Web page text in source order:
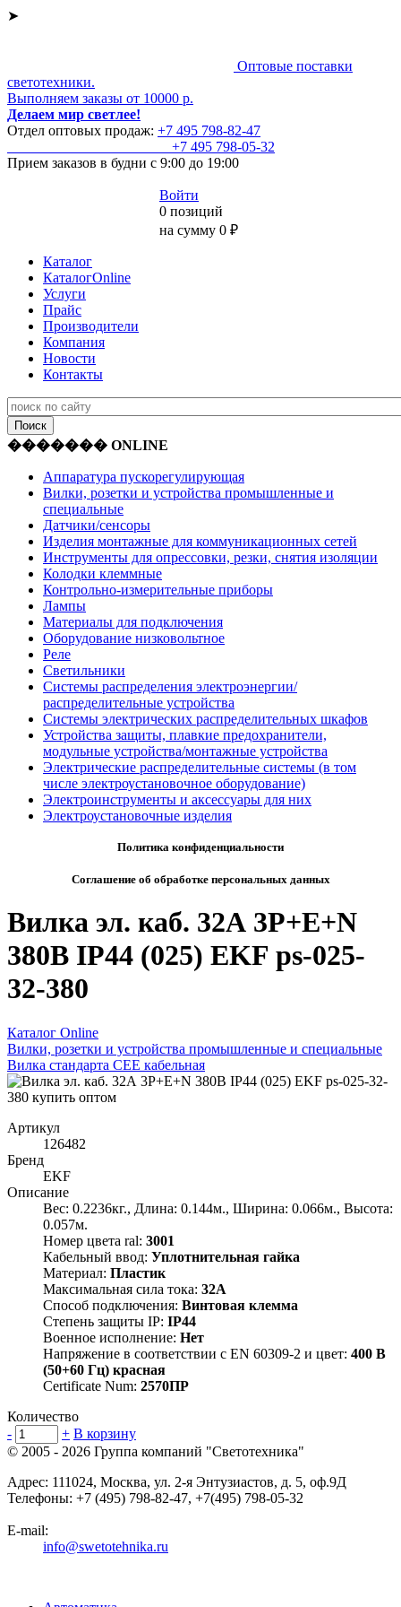
➤
Оптовые поставки
светотехники.
Выполняем заказы от 10000 р.
Делаем мир светлее!
Отдел оптовых продаж: +7 495 798-82-47
+7 495 798-05-32
Прием заказов в будни с 9:00 до 19:00
Войти
0 позиций
на сумму 0 ₽
Каталог
КаталогOnline
Услуги
Прайс
Производители
Компания
Новости
Контакты
������� ONLINE
Аппаратура пускорегулирующая
Вилки, розетки и устройства промышленные и
специальные
Датчики/сенсоры
Изделия монтажные для коммуникационных сетей
Инструменты для опрессовки, резки, снятия изоляции
Колодки клеммные
Контрольно-измерительные приборы
Лампы
Материалы для подключения
Оборудование низковольтное
Реле
Светильники
Системы распределения электроэнергии/
распределительные устройства
Системы электрических распределительных шкафов
Устройства защиты, плавкие предохранители,
модульные устройства/монтажные устройства
Электрические распределительные системы (в том
числе электроустановочное оборудование)
Электроинструменты и аксессуары для них
Электроустановочные изделия
Политика конфиденциальности
Соглашение об обработке персональных данных
Вилка эл. каб. 32А 3P+E+N
380В IP44 (025) EKF ps-025-
32-380
Каталог Online
Вилки, розетки и устройства промышленные и специальные
Вилка стандарта CEE кабельная
Артикул
126482
Бренд
EKF
Описание
Вес: 0.2236кг., Длина: 0.144м., Ширина: 0.066м., Высота:
0.057м.
Номер цвета ral: 3001
Кабельный ввод: Уплотнительная гайка
Материал: Пластик
Максимальная сила тока: 32А
Способ подключения: Винтовая клемма
Степень защиты IP: IP44
Военное исполнение: Нет
Напряжение в соответствии с EN 60309-2 и цвет: 400 В
(50+60 Гц) красная
Certificate Num: 2570ПР
Количество
-
+ В корзину
© 2005 - 2026 Группа компаний "Светотехника"
Адрес: 111024, Москва, ул. 2-я Энтузиастов, д. 5, оф.9Д
Телефоны: +7 (495) 798-82-47, +7(495) 798-05-32
E-mail:
info@swetotehnika.ru